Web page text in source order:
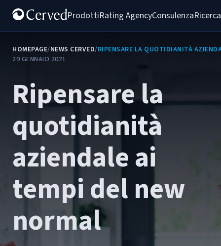
ProdottiRating AgencyConsulenza
HOMEPAGE/NEWS CERVED/RIPENSARE LA QUOTIDIANITÀ
29 GENNAIO 2021
Ripensare la
quotidianità
aziendale ai
tempi del new
normal